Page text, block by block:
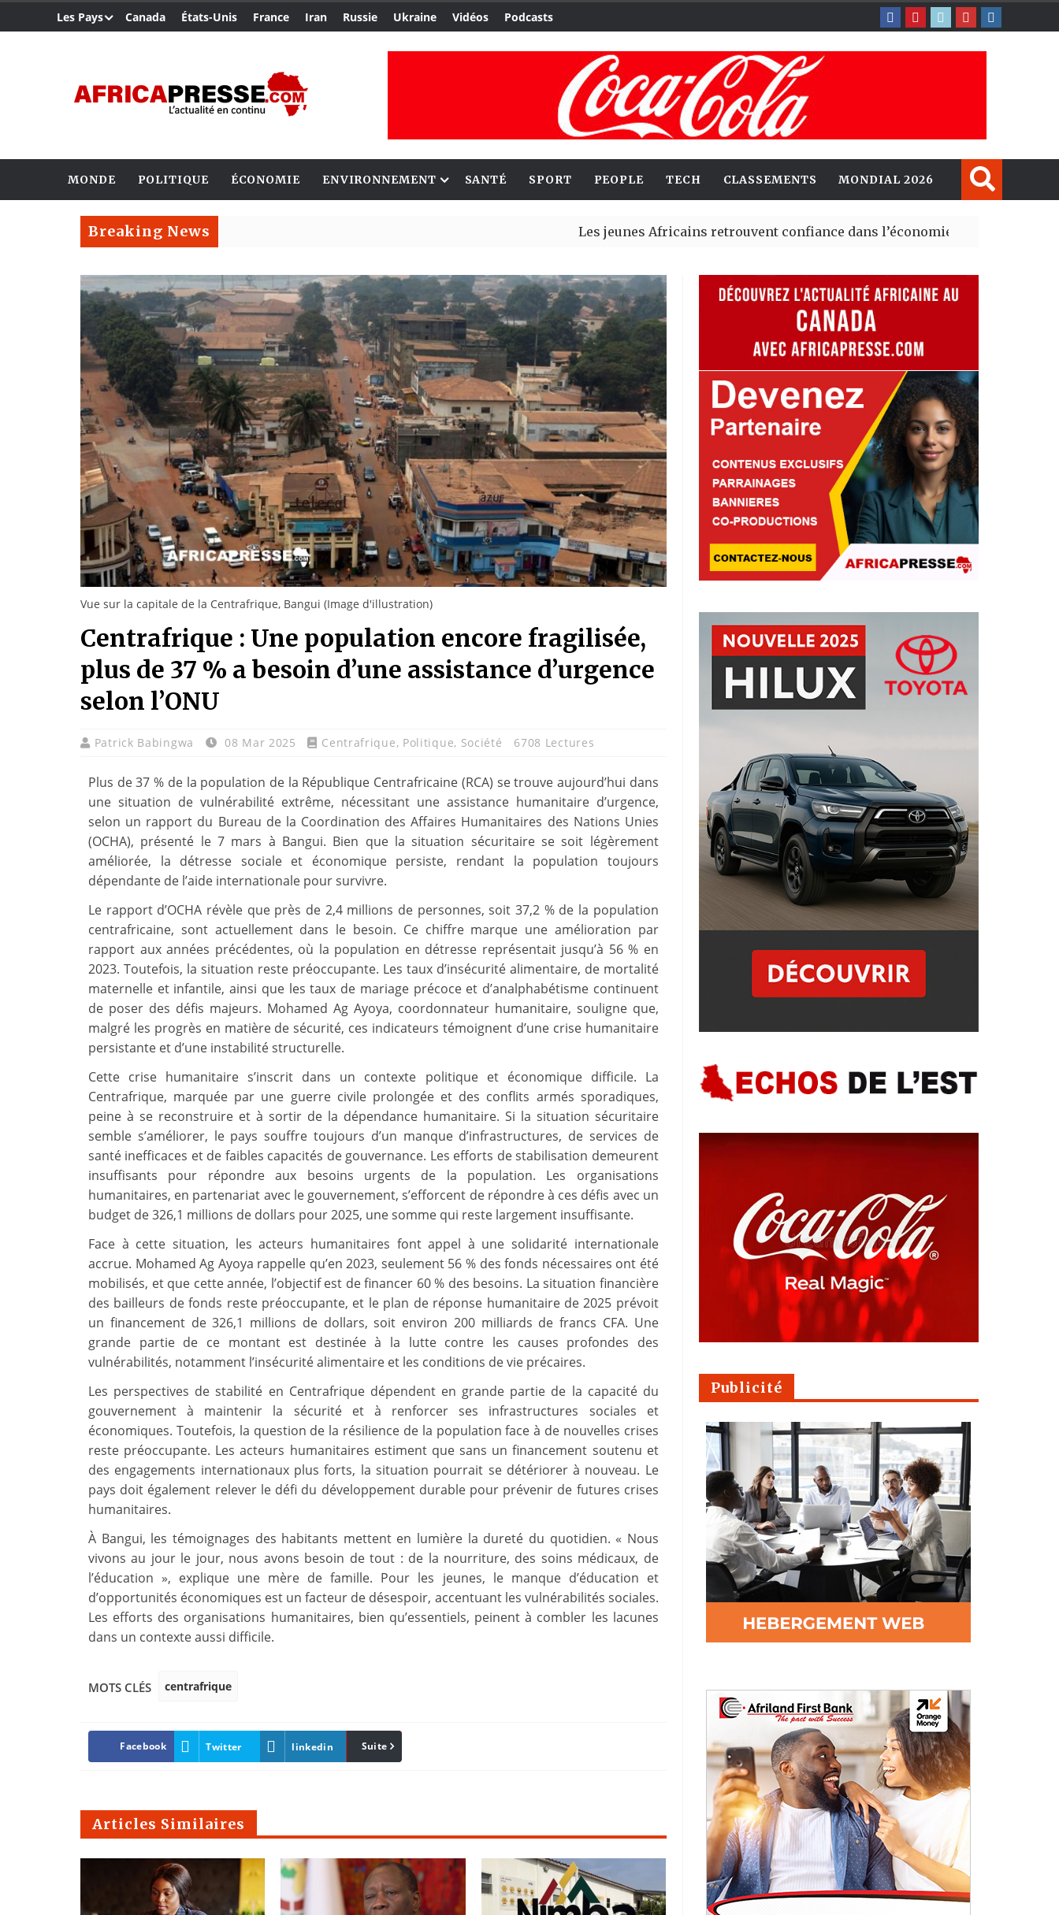
Les Pays Canada États-Unis France Iran Russie Ukraine Vidéos Podcasts
MONDE POLITIQUE ÉCONOMIE ENVIRONNEMENT SANTÉ SPORT PEOPLE TECH CLASSEMENTS MONDIAL 2026
Breaking News Les jeunes Africains retrouvent confiance dans l’économie, mais trois grands
Vue sur la capitale de la Centrafrique, Bangui (Image d'illustration)
Centrafrique : Une population encore fragilisée,
plus de 37 % a besoin d’une assistance d’urgence
selon l’ONU
Patrick Babingwa 08 Mar 2025 Centrafrique, Politique, Société 6708 Lectures
Plus de 37 % de la population de la République Centrafricaine (RCA) se trouve aujourd’hui dans
une situation de vulnérabilité extrême, nécessitant une assistance humanitaire d’urgence,
selon un rapport du Bureau de la Coordination des Affaires Humanitaires des Nations Unies
(OCHA), présenté le 7 mars à Bangui. Bien que la situation sécuritaire se soit légèrement
améliorée, la détresse sociale et économique persiste, rendant la population toujours
dépendante de l’aide internationale pour survivre.
Le rapport d’OCHA révèle que près de 2,4 millions de personnes, soit 37,2 % de la population
centrafricaine, sont actuellement dans le besoin. Ce chiffre marque une amélioration par
rapport aux années précédentes, où la population en détresse représentait jusqu’à 56 % en
2023. Toutefois, la situation reste préoccupante. Les taux d’insécurité alimentaire, de mortalité
maternelle et infantile, ainsi que les taux de mariage précoce et d’analphabétisme continuent
de poser des défis majeurs. Mohamed Ag Ayoya, coordonnateur humanitaire, souligne que,
malgré les progrès en matière de sécurité, ces indicateurs témoignent d’une crise humanitaire
persistante et d’une instabilité structurelle.
Cette crise humanitaire s’inscrit dans un contexte politique et économique difficile. La
Centrafrique, marquée par une guerre civile prolongée et des conflits armés sporadiques,
peine à se reconstruire et à sortir de la dépendance humanitaire. Si la situation sécuritaire
semble s’améliorer, le pays souffre toujours d’un manque d’infrastructures, de services de
santé inefficaces et de faibles capacités de gouvernance. Les efforts de stabilisation demeurent
insuffisants pour répondre aux besoins urgents de la population. Les organisations
humanitaires, en partenariat avec le gouvernement, s’efforcent de répondre à ces défis avec un
budget de 326,1 millions de dollars pour 2025, une somme qui reste largement insuffisante.
Face à cette situation, les acteurs humanitaires font appel à une solidarité internationale
accrue. Mohamed Ag Ayoya rappelle qu’en 2023, seulement 56 % des fonds nécessaires ont été
mobilisés, et que cette année, l’objectif est de financer 60 % des besoins. La situation financière
des bailleurs de fonds reste préoccupante, et le plan de réponse humanitaire de 2025 prévoit
un financement de 326,1 millions de dollars, soit environ 200 milliards de francs CFA. Une
grande partie de ce montant est destinée à la lutte contre les causes profondes des
vulnérabilités, notamment l’insécurité alimentaire et les conditions de vie précaires.
Les perspectives de stabilité en Centrafrique dépendent en grande partie de la capacité du
gouvernement à maintenir la sécurité et à renforcer ses infrastructures sociales et
économiques. Toutefois, la question de la résilience de la population face à de nouvelles crises
reste préoccupante. Les acteurs humanitaires estiment que sans un financement soutenu et
des engagements internationaux plus forts, la situation pourrait se détériorer à nouveau. Le
pays doit également relever le défi du développement durable pour prévenir de futures crises
humanitaires.
À Bangui, les témoignages des habitants mettent en lumière la dureté du quotidien. « Nous
vivons au jour le jour, nous avons besoin de tout : de la nourriture, des soins médicaux, de
l’éducation », explique une mère de famille. Pour les jeunes, le manque d’éducation et
d’opportunités économiques est un facteur de désespoir, accentuant les vulnérabilités sociales.
Les efforts des organisations humanitaires, bien qu’essentiels, peinent à combler les lacunes
dans un contexte aussi difficile.
MOTS CLÉS centrafrique
Facebook Twitter linkedin Pinterest
Suite
Articles Similaires
Publicité